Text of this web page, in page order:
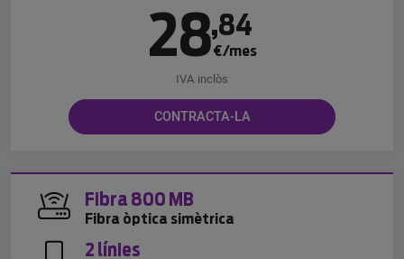
28,84
€/mes
IVA inclòs
CONTRACTA-LA
Fibra 800 MB
Fibra òptica simètrica
2 línies